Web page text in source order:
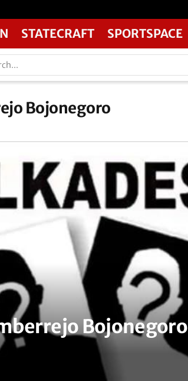
STATECRAFT SPORTSPACE
Bojonegoro
Bojonegoro